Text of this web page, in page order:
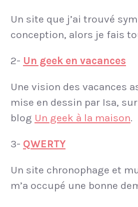
Un site que j’ai trouvé
conception, alors je fais
2- Un geek en vacances
Une vision des vacances
mise en dessin par Isa,
blog Un geek à la maison.
3- QWERTY
Un site chronophage et
m’a occupé une bonne